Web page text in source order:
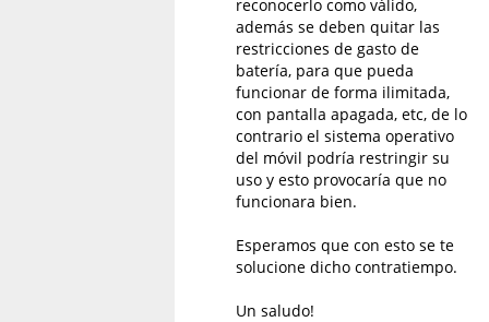
reconocerlo como válido,
además se deben quitar las
restricciones de gasto de
batería, para que pueda
funcionar de forma ilimitada,
con pantalla apagada, etc, de lo
contrario el sistema operativo
del móvil podría restringir su
uso y esto provocaría que no
funcionara bien.
Esperamos que con esto se te
solucione dicho contratiempo.
Un saludo!